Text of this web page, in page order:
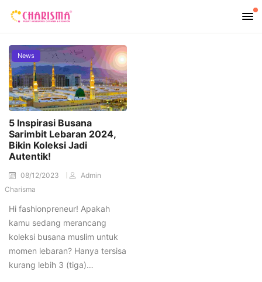
News
5 Inspirasi Busana
Sarimbit Lebaran 2024,
Bikin Koleksi Jadi
Autentik!
08/12/2023
Admin
Charisma
Hi fashionpreneur! Apakah
kamu sedang merancang
koleksi busana muslim untuk
momen lebaran? Hanya tersisa
kurang lebih 3 (tiga)…